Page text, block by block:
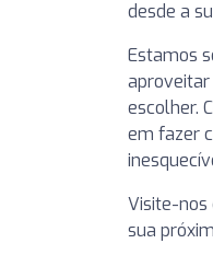
desde a
Estamos
aproveitar
escolher.
em fazer
Visite-nos
sua